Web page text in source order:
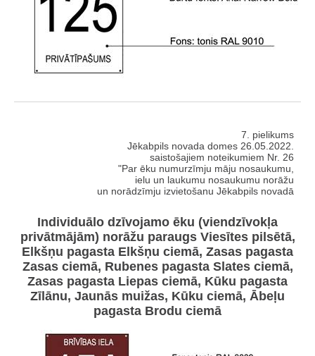
7. pielikums
Jēkabpils novada domes 26.05.2022.
saistošajiem noteikumiem Nr. 26
"Par ēku numurzīmju māju nosaukumu,
ielu un laukumu nosaukumu norāžu
un norādzīmju izvietošanu Jēkabpils novadā
Individuālo dzīvojamo ēku (viendzīvokļa
privātmājām) norāžu paraugs Viesītes pilsētā,
Elkšņu pagasta Elkšņu ciemā, Zasas pagasta
Zasas ciemā, Rubenes pagasta Slates ciemā,
Zasas pagasta Liepas ciemā, Kūku pagasta
Zīlānu, Jaunās muižas, Kūku ciemā, Ābeļu
pagasta Brodu ciemā